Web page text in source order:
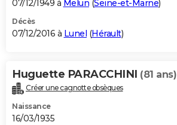
07/12/1949 à Melun (Seine-et-Marne)
Décès
07/12/2016 à Lunel (Hérault)
Huguette PARACCHINI (81 ans)
Créer une cagnotte obsèques
Naissance
16/03/1935